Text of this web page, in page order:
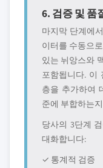
6. 검증 및 품
마지막 단계에
이터를 수동으
있는 뉘앙스와
포함됩니다. 이
층을 추가하여
준에 부합하는
당사의 3단계
대화합니다:
✓ 통계적 검증